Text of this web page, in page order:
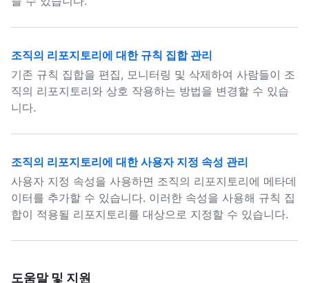
조직의 리포지토리에 대한 규칙 집합 관리
기존 규칙 집합을 편집, 모니터링 및 삭제하여 사람들이 조
직의 리포지토리와 상호 작용하는 방법을 변경할 수 있습
니다.
조직의 리포지토리에 대한 사용자 지정 속성 관리
사용자 지정 속성을 사용하면 조직의 리포지토리에 메타데
이터를 추가할 수 있습니다. 이러한 속성을 사용해 규칙 집
합이 적용될 리포지토리를 대상으로 지정할 수 있습니다.
도움말 및 지원